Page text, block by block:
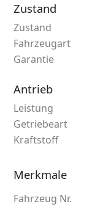
Zustand
Zustand
Fahrzeugart
Garantie
Antrieb
Leistung
Getriebeart
Kraftstoff
Merkmale
Fahrzeug Nr.